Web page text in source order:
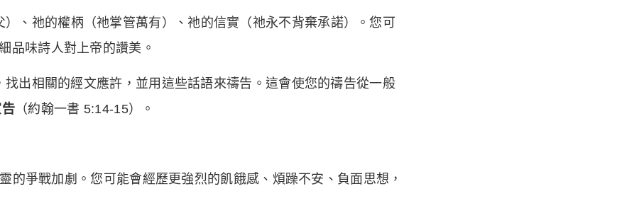
、祂的權柄（祂掌管萬有）、祂的信實（祂永不背棄承諾）。您可
品味詩人對上帝的讚美。
找出相關的經文應許，並用這些話語來禱告。這會使您的禱告從一般
（約翰一書 5:14-15）。
的爭戰加劇。您可能會經歷更強烈的飢餓感、煩躁不安、負面思想，